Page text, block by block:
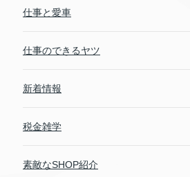
仕事と愛車
仕事のできるヤツ
新着情報
税金雑学
素敵なSHOP紹介